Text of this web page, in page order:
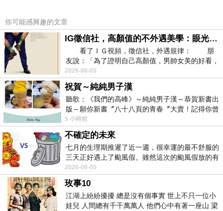
而且24小時都能買，上網慢慢挑選，慢慢比價，不
用等店家開門也不用看店員臉色，這麼方便當
然選擇在網路上購買~~
於是我也參考了其他網友【菲鈮歐】開運四季平安
粉晶項鍊(手工精雕 隨機出貨)的推薦開箱文及心得
分享!
找了很多【菲鈮歐】開運四季平安粉晶項鍊(手工精
雕 隨機出貨)評論跟比價的結果，還有哪裡買最便宜
划算，發現它真的很不錯!!
你可能感興趣的文章
IG徵信社，高顏值的不外遇美學：眼光太高也是一種防禦，為了證明我長得好看，我決定一輩子不外遇！
看了ＩＧ視頻，徵信社，外遇規律： 朋
友說：「為了證明自己高顏值，男帥女美的好看，
且眼光高，我決定一輩子不外遇。」
2026-08-05
祝賀～純純男子漢
聽歌：《我們的高峰》～純純男子漢～恭賀新書出
版～願你新書〞八十八頁的青春〞大賣！記得你曾
經在我的版留言…「好讚的圖^^感覺大家
5 小時前
不確定的未來
七月的生理期推遲了近一週，很幸運的最不舒服的
三天正好遇上了颱風假。雖然這次的颱風假放的有
點虛，因為風雨不大，但這也是最想要的
2026-08-05
玫事10
江湖上紛紛擾擾 總是沒有個事實 世上不只一位小
娃兒 人間總有千千萬萬人 他們心中有著一座山 梁